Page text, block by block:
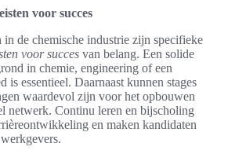
voor succes
de chemische industrie zijn specifieke
voor succes van belang. Een solide
in chemie, engineering of een
is essentieel. Daarnaast kunnen stages
waardevol zijn voor het opbouwen
netwerk. Continu leren en bijscholing
en maken kandidaten